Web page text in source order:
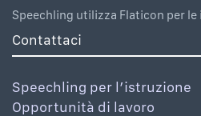
Speechling utilizza Flaticon per le
Contattaci
Speechling per l’istruzione
Opportunità di lavoro